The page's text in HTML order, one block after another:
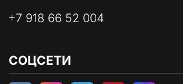
+7 918 66 52 004
СОЦСЕТИ